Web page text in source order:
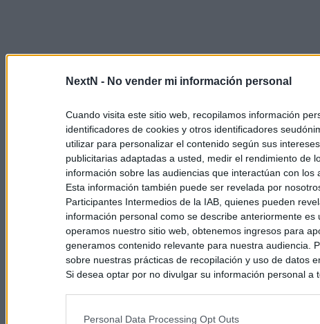
NextN - No vender mi información personal
Cuando visita este sitio web, recopilamos información
identificadores de cookies y otros identificadores
utilizar para personalizar el contenido según sus
publicitarias adaptadas a usted, medir el rendimiento de
información sobre las audiencias que interactúan con los
Esta información también puede ser revelada por
Participantes Intermedios de la IAB, quienes pueden
información personal como se describe anteriormente
operamos nuestro sitio web, obtenemos ingresos para
generamos contenido relevante para nuestra audiencia.
sobre nuestras prácticas de recopilación y uso de datos
Si desea optar por no divulgar su información personal a
intereses basados en la información personal utilizada
Personal Data Processing Opt Outs